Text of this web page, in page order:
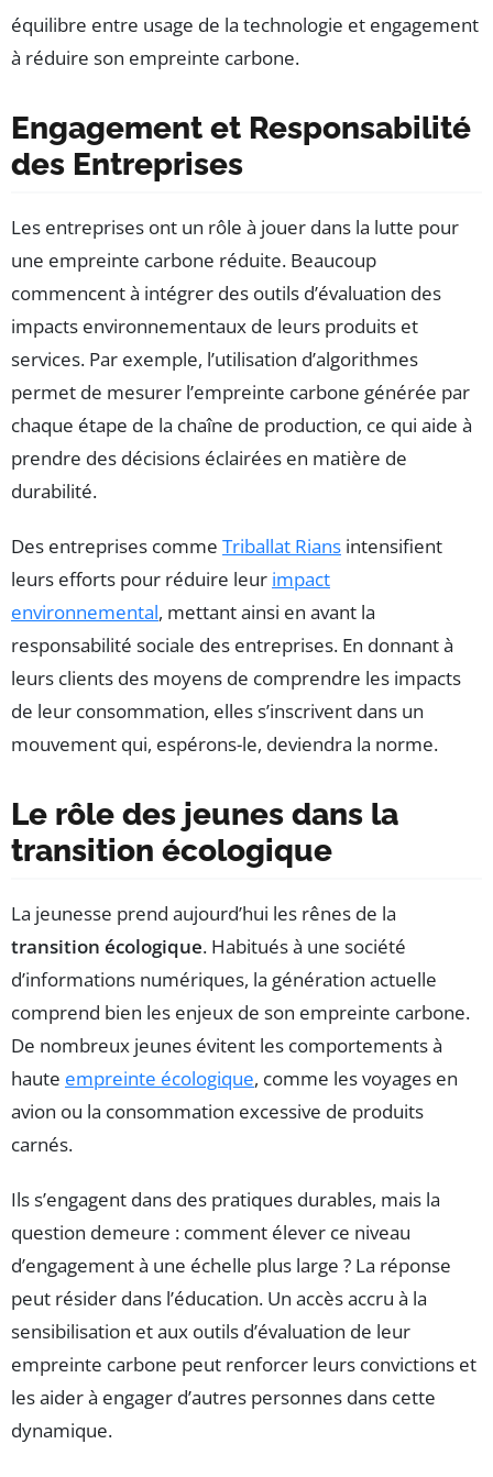
équilibre entre usage de la technologie et engagement
à réduire son empreinte carbone.
Engagement et Responsabilité
des Entreprises
Les entreprises ont un rôle à jouer dans la lutte pour
une empreinte carbone réduite. Beaucoup
commencent à intégrer des outils d’évaluation des
impacts environnementaux de leurs produits et
services. Par exemple, l’utilisation d’algorithmes
permet de mesurer l’empreinte carbone générée par
chaque étape de la chaîne de production, ce qui aide à
prendre des décisions éclairées en matière de
durabilité.
Des entreprises comme Triballat Rians intensifient
leurs efforts pour réduire leur impact
environnemental, mettant ainsi en avant la
responsabilité sociale des entreprises. En donnant à
leurs clients des moyens de comprendre les impacts
de leur consommation, elles s’inscrivent dans un
mouvement qui, espérons-le, deviendra la norme.
Le rôle des jeunes dans la
transition écologique
La jeunesse prend aujourd’hui les rênes de la
transition écologique. Habitués à une société
d’informations numériques, la génération actuelle
comprend bien les enjeux de son empreinte carbone.
De nombreux jeunes évitent les comportements à
haute empreinte écologique, comme les voyages en
avion ou la consommation excessive de produits
carnés.
Ils s’engagent dans des pratiques durables, mais la
question demeure : comment élever ce niveau
d’engagement à une échelle plus large ? La réponse
peut résider dans l’éducation. Un accès accru à la
sensibilisation et aux outils d’évaluation de leur
empreinte carbone peut renforcer leurs convictions et
les aider à engager d’autres personnes dans cette
dynamique.